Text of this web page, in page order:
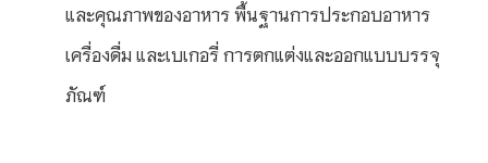
และคุณภาพของอาหาร พื้นฐานการประกอบอาหาร
เครื่องดื่ม และเบเกอรี่ การตกแต่งและออกแบบบรรจุ
ภัณฑ์